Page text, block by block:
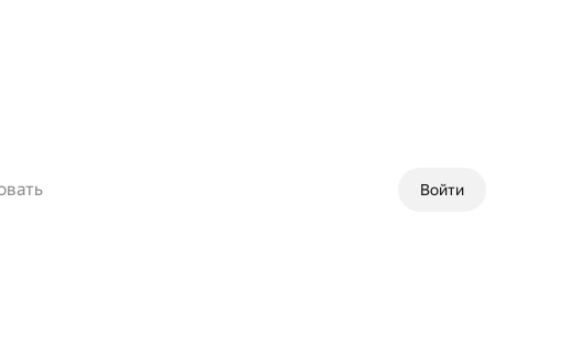
Войти